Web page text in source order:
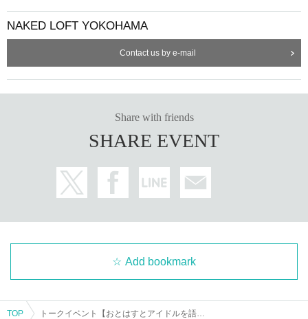
NAKED LOFT YOKOHAMA
Contact us by e-mail
Share with friends
SHARE EVENT
Add bookmark
TOP